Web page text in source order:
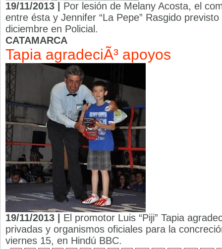
19/11/2013 | Por lesión de Melany Acosta, el
entre ésta y Jennifer “La Pepe” Rasgido
diciembre en Policial.
CATAMARCA
Tapia agradeciÃ³ apoyos
19/11/2013 | El promotor Luis “Piji” Tapia
privadas y organismos oficiales para la
viernes 15, en Hindú BBC.